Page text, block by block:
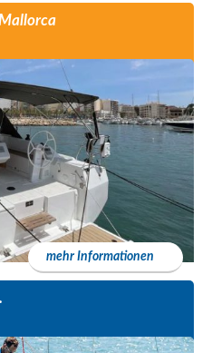
mehr Informationen